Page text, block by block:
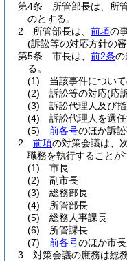
第4条
所管部長は、所
のとする。
2
所管部長は、 前項の
(訴訟等の対応方針の
第5条
市長は、 前2条の
る。
(1)
当該事件につい
(2)
訴訟等の対応(応
(3)
訴訟代理人及び
(4)
訴訟代理人を選
(5)
前各号のほか訴
2
前項の対策会議は、
職務を執行することが
(1)
市長
(2)
副市長
(3)
総務部長
(4)
所管部長
(5)
総務人事課長
(6)
所管課長
(7)
前各号のほか市
3
対策会議の庶務は総